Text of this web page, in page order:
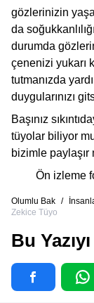
gözlerinizin
da
durumda
çenenizi yukarı
tutmanızda
duygularınızı
Başınız
tüyolar biliyor
bizimle paylaşır
Ön izleme
Olumlu Bak /
Zekice Tüyo
Bu